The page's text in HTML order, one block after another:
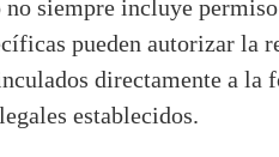
siempre incluye
pueden autorizar la
directamente a la
establecidos.